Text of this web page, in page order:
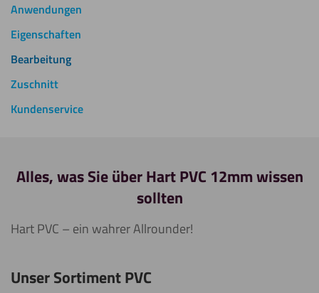
Anwendungen
Eigenschaften
Bearbeitung
Zuschnitt
Kundenservice
Alles, was Sie über Hart PVC 12mm wissen
sollten
Hart PVC – ein wahrer Allrounder!
Unser Sortiment PVC